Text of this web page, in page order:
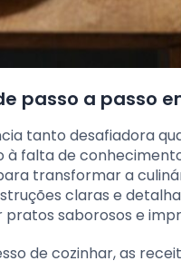
passo a passo
tanto desafiadora
falta de
transformar a
claras e
saborosos e
de cozinhar, as